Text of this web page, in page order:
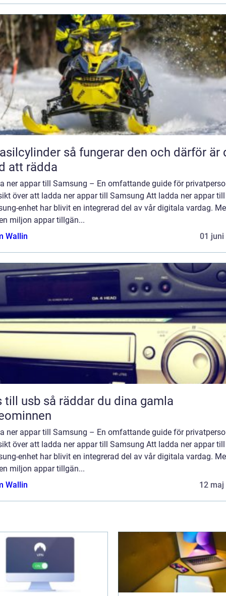
så fungerar den och därför är den
att rädda
ner appar till Samsung – En omfattande guide för
över att ladda ner appar till Samsung Att ladda ner appar
enhet har blivit en integrerad del av vår digitala vardag.
miljon appar tillgän...
Wallin
01 juni
räddar du dina gamla
ner appar till Samsung – En omfattande guide för
över att ladda ner appar till Samsung Att ladda ner appar
enhet har blivit en integrerad del av vår digitala vardag.
miljon appar tillgän...
Wallin
12 maj